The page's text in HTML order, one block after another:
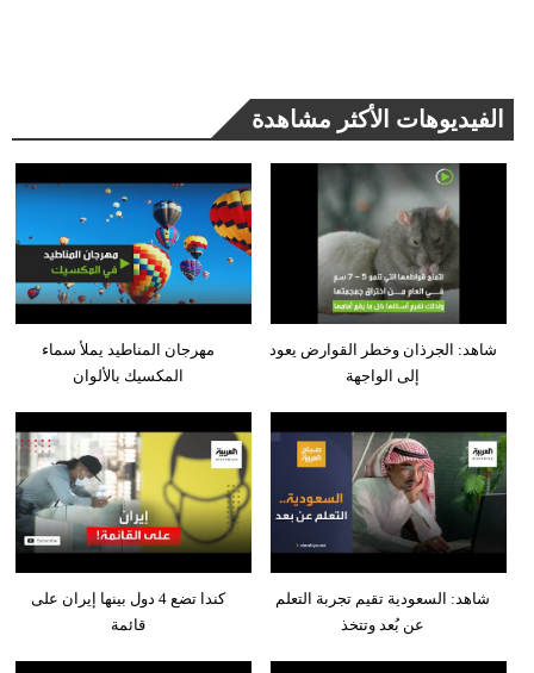
الفيديوهات الأكثر مشاهدة
مهرجان المناطيد يملأ سماء
المكسيك بالألوان
شاهد: الجرذان وخطر القوارض يعود
إلى الواجهة
كندا تضع 4 دول بينها إيران على
قائمة
شاهد: السعودية تقيم تجربة التعلم
عن بُعد وتتخذ